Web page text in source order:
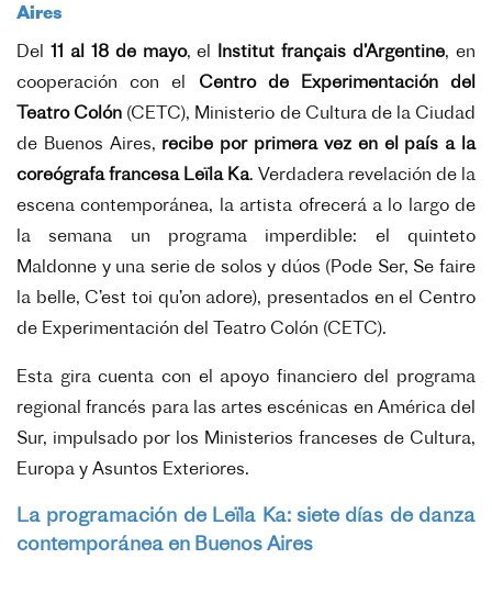
Aires
Del 11 al 18 de mayo, el Institut français d’Argentine, en
cooperación con el Centro de Experimentación del
Teatro Colón (CETC), Ministerio de Cultura de la Ciudad
de Buenos Aires, recibe por primera vez en el país a la
coreógrafa francesa Leïla Ka. Verdadera revelación de la
escena contemporánea, la artista ofrecerá a lo largo de
la semana un programa imperdible: el quinteto
Maldonne y una serie de solos y dúos (Pode Ser, Se faire
la belle, C’est toi qu’on adore), presentados en el Centro
de Experimentación del Teatro Colón (CETC).
Esta gira cuenta con el apoyo financiero del programa
regional francés para las artes escénicas en América del
Sur, impulsado por los Ministerios franceses de Cultura,
Europa y Asuntos Exteriores.
La programación de Leïla Ka: siete días de danza
contemporánea en Buenos Aires